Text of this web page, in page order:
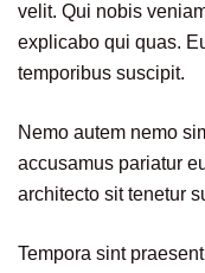
velit. Qui nobis
explicabo qui quas.
temporibus suscipit.
Nemo autem nemo
accusamus pariatur
architecto sit tenetur
Tempora sint